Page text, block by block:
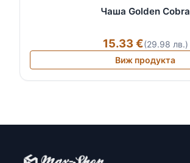
Чаша Golden Cobra
15.33 €(29.98 лв.)
Виж продукта